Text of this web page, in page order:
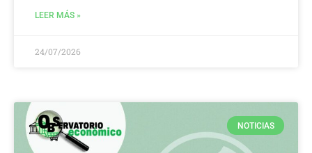
LEER MÁS »
24/07/2026
NOTICIAS